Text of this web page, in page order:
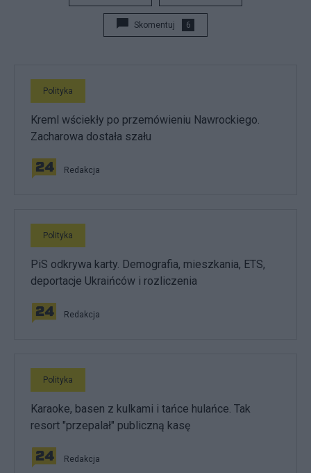
Skomentuj 6
Polityka
Kreml wściekły po przemówieniu Nawrockiego.
Zacharowa dostała szału
Redakcja
Polityka
PiS odkrywa karty. Demografia, mieszkania, ETS,
deportacje Ukraińców i rozliczenia
Redakcja
Polityka
Karaoke, basen z kulkami i tańce hulańce. Tak
resort "przepalał" publiczną kasę
Redakcja